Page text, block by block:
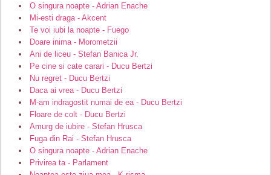
O singura noapte - Adrian Enache
Mi-esti draga - Akcent
Te voi iubi la noapte - Fuego
Doare inima - Morometzii
Ani de liceu - Stefan Banica Jr.
Pe cine si cate carari - Ducu Bertzi
Nu regret - Ducu Bertzi
Daca ai vrea - Ducu Bertzi
M-am indragostit numai de ea - Ducu Bertzi
Floare de colt - Ducu Bertzi
Amurg de iubire - Stefan Hrusca
Fuga din Rai - Stefan Hrusca
O singura noapte - Adrian Enache
Privirea ta - Parlament